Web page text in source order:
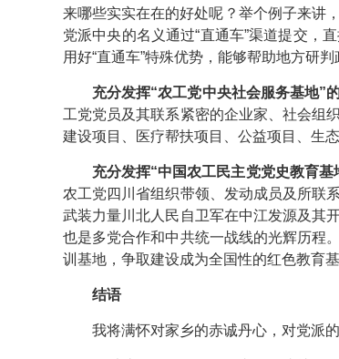
来哪些实实在在的好处呢？举个例子来讲
党派中央的名义通过“直通车”渠道提交，
用好“直通车”特殊优势，能够帮助地方研
充分发挥“农工党中央社会服务基地”
工党党员及其联系紧密的企业家、社会组
建设项目、医疗帮扶项目、公益项目、生
充分发挥“中国农工民主党党史教育基
农工党四川省组织带领、发动成员及所联
武装力量川北人民自卫军在中江发源及其
也是多党合作和中共统一战线的光辉历程
训基地，争取建设成为全国性的红色教育
结语
我将满怀对家乡的赤诚丹心，对党派